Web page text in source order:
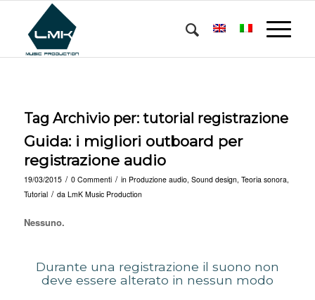
Tag Archivio per: tutorial registrazione
Guida: i migliori outboard per
registrazione audio
19/03/2015 / 0 Commenti / in Produzione audio, Sound design, Teoria sonora,
Tutorial / da LmK Music Production
Nessuno.
Durante una registrazione il suono non
deve essere alterato in nessun modo